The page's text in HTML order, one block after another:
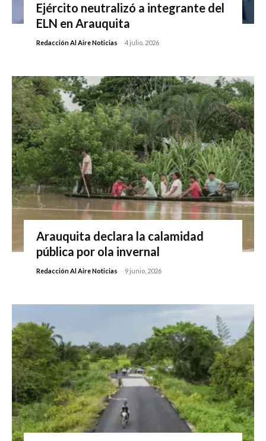
Ejército neutralizó a integrante del
ELN en Arauquita
Redacción Al Aire Noticias - 4 julio, 2026
Arauquita declara la calamidad
pública por ola invernal
Redacción Al Aire Noticias - 9 junio, 2026